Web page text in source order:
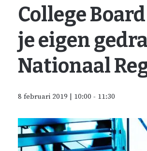
College
je eigen
Nationaal
8 februari 2019 | 10:00 - 11:30